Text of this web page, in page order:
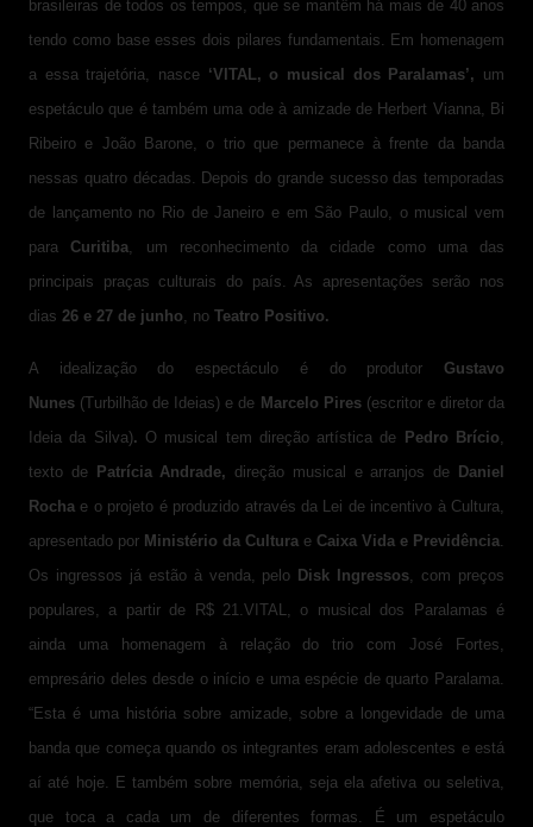
brasileiras de todos os tempos, que se mantêm há mais de 40 anos
tendo como base esses dois pilares fundamentais. Em homenagem
a essa trajetória, nasce ‘VITAL, o musical dos Paralamas’, um
espetáculo que é também uma ode à amizade de Herbert Vianna, Bi
Ribeiro e João Barone, o trio que permanece à frente da banda
nessas quatro décadas. Depois do grande sucesso das temporadas
de lançamento no Rio de Janeiro e em São Paulo, o musical vem
para Curitiba, um reconhecimento da cidade como uma das
principais praças culturais do país. As apresentações serão nos
dias 26 e 27 de junho, no Teatro Positivo.
A idealização do espectáculo é do produtor Gustavo
Nunes (Turbilhão de Ideias) e de Marcelo Pires (escritor e diretor da
Ideia da Silva). O musical tem direção artística de Pedro Brício
texto de
Patrícia Andrade, direção musical e arranjos de
Daniel
Rocha e o projeto é produzido através da Lei de incentivo à Cultura,
apresentado por Ministério da Cultura e Caixa Vida e Previdência
Os ingressos já estão à venda, pelo Disk Ingressos , com preços
populares, a partir de R$ 21.VITAL, o musical dos Paralamas é
ainda uma homenagem à relação do trio com José Fortes,
empresário deles desde o início e uma espécie de quarto Paralama.
“Esta é uma história sobre amizade, sobre a longevidade de uma
banda que começa quando os integrantes eram adolescentes e está
aí até hoje. E também sobre memória, seja ela afetiva ou seletiva,
que toca a cada um de diferentes formas. É um espetáculo